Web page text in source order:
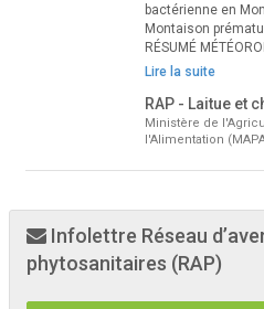
bactérienne en
Montaison
RÉSUMÉ
Lire la suite
RAP - Laitue et
Ministère de
l'Alimentation
Infolettre Réseau
phytosanitaires (RAP)